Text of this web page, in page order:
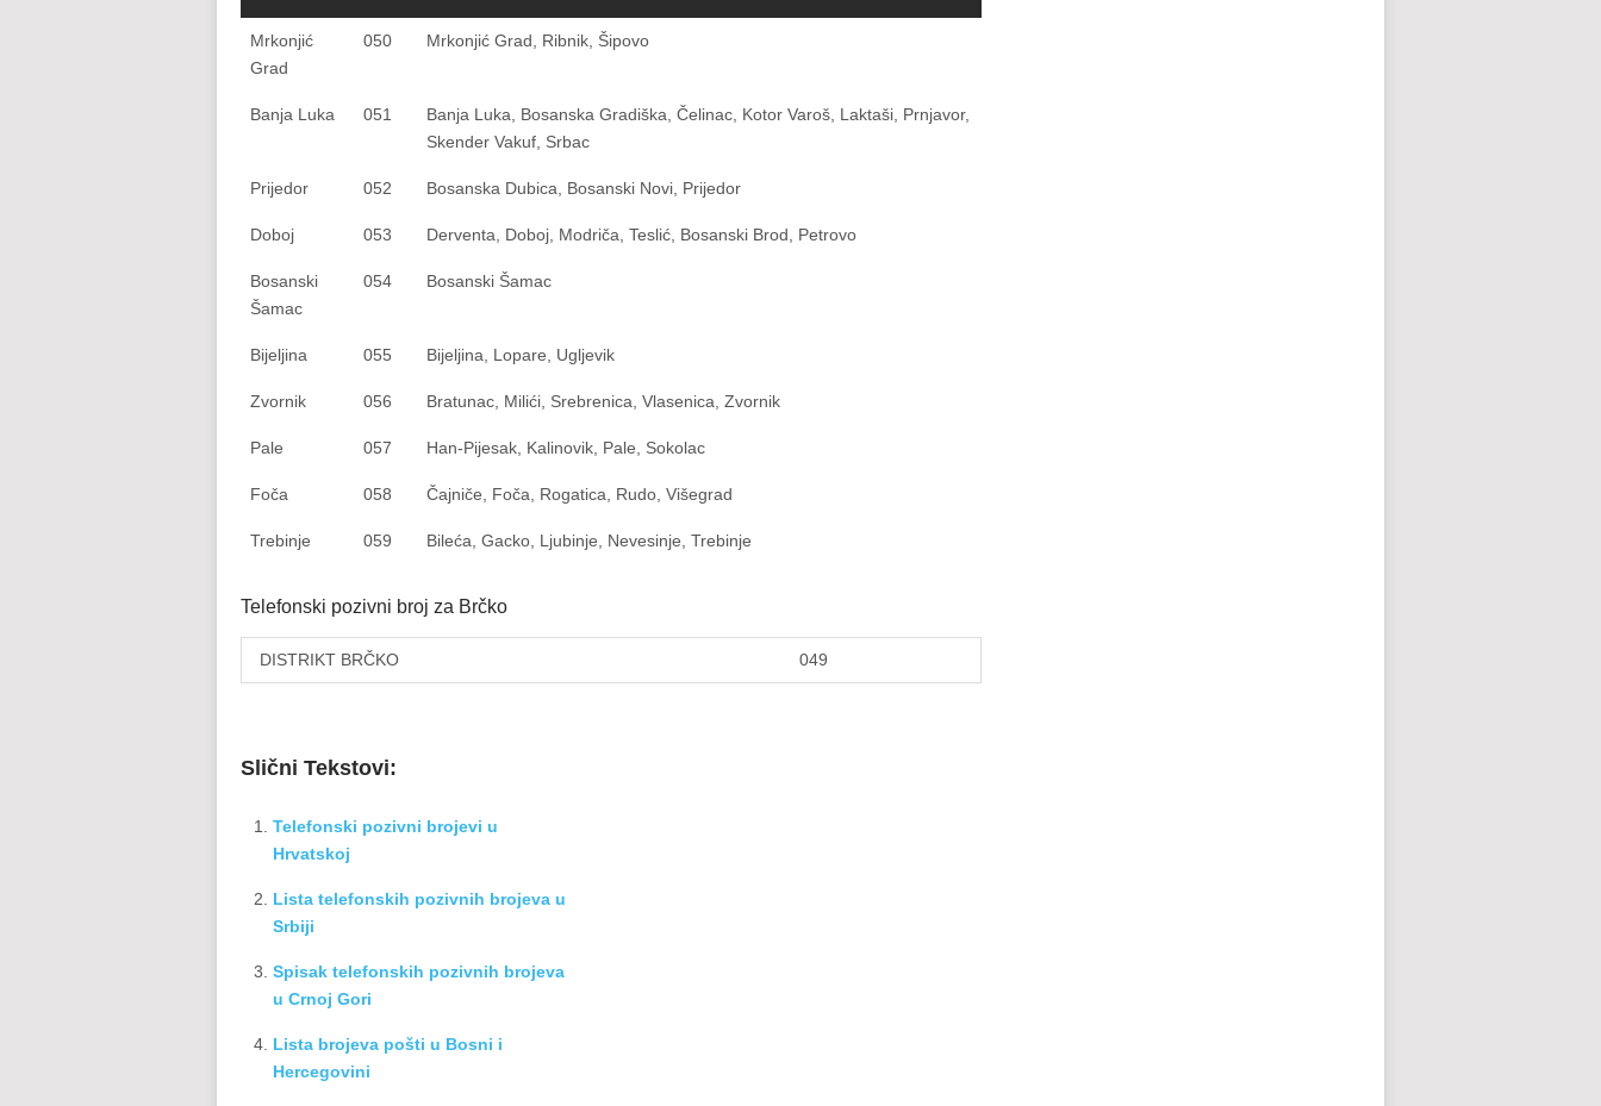
Mrkonjić
Grad
050 Mrkonjić Grad, Ribnik, Šipovo
Banja Luka 051
Banja Luka, Bosanska Gradiška, Čelinac, Kotor Varoš, Laktaši, Prnjavor,
Skender Vakuf, Srbac
Prijedor 052 Bosanska Dubica, Bosanski Novi, Prijedor
Doboj 053 Derventa, Doboj, Modriča, Teslić, Bosanski Brod, Petrovo
Bosanski
Šamac
054 Bosanski Šamac
Bijeljina 055 Bijeljina, Lopare, Ugljevik
Zvornik 056 Bratunac, Milići, Srebrenica, Vlasenica, Zvornik
Pale 057 Han-Pijesak, Kalinovik, Pale, Sokolac
Foča 058 Čajniče, Foča, Rogatica, Rudo, Višegrad
Trebinje 059 Bileća, Gacko, Ljubinje, Nevesinje, Trebinje
Telefonski pozivni broj za Brčko
DISTRIKT BRČKO 049
Slični Tekstovi:
Telefonski pozivni brojevi u
Hrvatskoj
Lista telefonskih pozivnih brojeva u
Srbiji
Spisak telefonskih pozivnih brojeva
u Crnoj Gori
Lista brojeva pošti u Bosni i
Hercegovini